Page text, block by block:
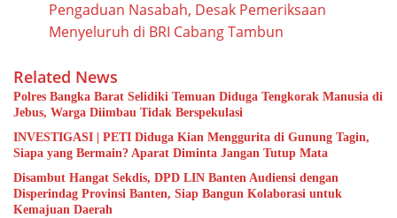
Pengaduan Nasabah, Desak Pemeriksaan
Menyeluruh di BRI Cabang Tambun
Related News
Polres Bangka Barat Selidiki Temuan Diduga Tengkorak Manusia di
Jebus, Warga Diimbau Tidak Berspekulasi
INVESTIGASI | PETI Diduga Kian Menggurita di Gunung Tagin,
Siapa yang Bermain? Aparat Diminta Jangan Tutup Mata
Disambut Hangat Sekdis, DPD LIN Banten Audiensi dengan
Disperindag Provinsi Banten, Siap Bangun Kolaborasi untuk
Kemajuan Daerah